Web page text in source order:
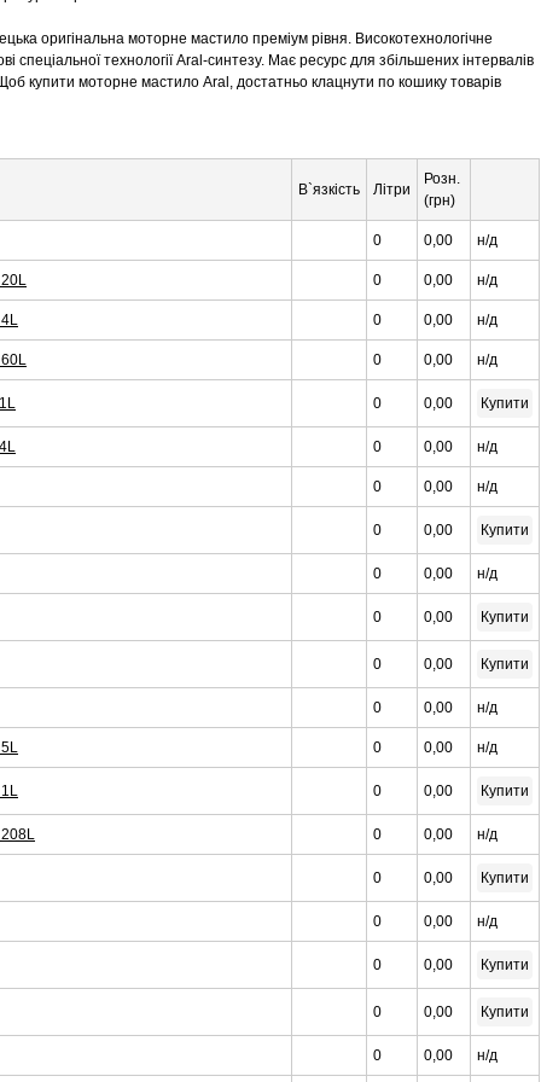
оригінальна моторне мастило преміум рівня. Високотехнологічне
спеціальної технології Aral-синтезу. Має ресурс для збільшених інтервалів
купити моторне мастило Aral, достатньо клацнути по кошику товарів
В`язкість Літри
Розн.
(грн)
0 0,00 н/д
0 0,00 н/д
0 0,00 н/д
0 0,00 н/д
0 0,00 Купити
0 0,00 н/д
0 0,00 н/д
0 0,00 Купити
0 0,00 н/д
0 0,00 Купити
0 0,00 Купити
0 0,00 н/д
0 0,00 н/д
0 0,00 Купити
0 0,00 н/д
0 0,00 Купити
0 0,00 н/д
0 0,00 Купити
0 0,00 Купити
0 0,00 н/д